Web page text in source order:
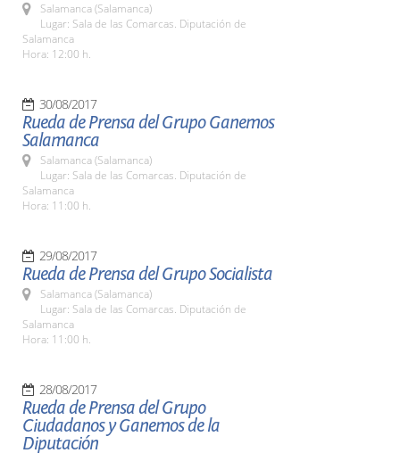
Salamanca (Salamanca)
Lugar: Sala de las Comarcas. Diputación de
Salamanca
Hora: 12:00 h.
30/08/2017
Rueda de Prensa del Grupo Ganemos
Salamanca
Salamanca (Salamanca)
Lugar: Sala de las Comarcas. Diputación de
Salamanca
Hora: 11:00 h.
29/08/2017
Rueda de Prensa del Grupo Socialista
Salamanca (Salamanca)
Lugar: Sala de las Comarcas. Diputación de
Salamanca
Hora: 11:00 h.
28/08/2017
Rueda de Prensa del Grupo
Ciudadanos y Ganemos de la
Diputación